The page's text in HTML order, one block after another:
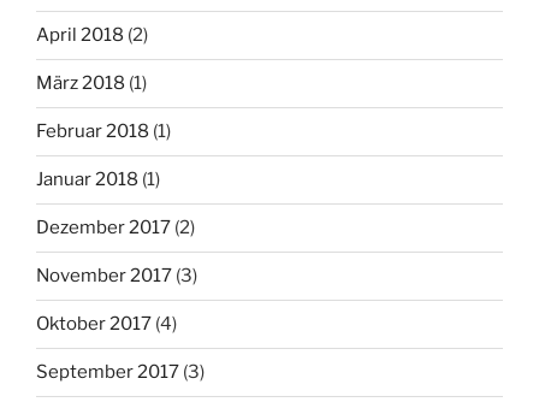
April 2018 (2)
März 2018 (1)
Februar 2018 (1)
Januar 2018 (1)
Dezember 2017 (2)
November 2017 (3)
Oktober 2017 (4)
September 2017 (3)